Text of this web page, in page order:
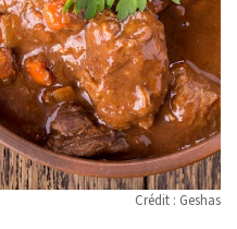
Crédit : Geshas